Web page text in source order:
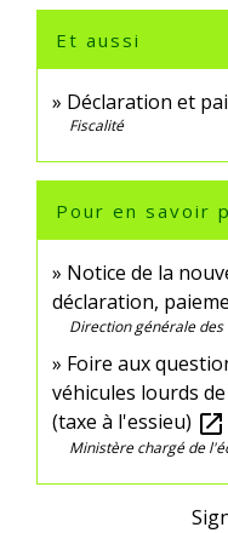
Et aussi
Déclaration et
Fiscalité
Pour en savoir
Notice de la
déclaration,
Direction générale
Foire aux
véhicules lourds
(taxe à l'essieu) open_in_new
Ministère chargé de